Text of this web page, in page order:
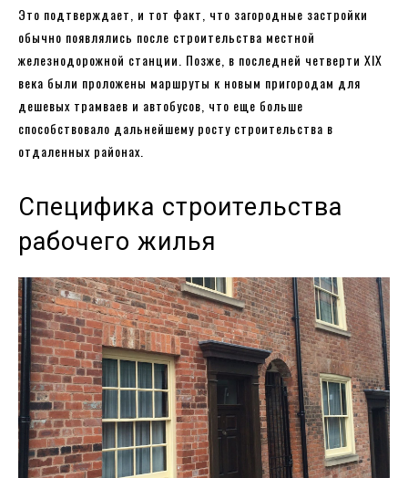
Это подтверждает, и тот факт, что загородные застройки
обычно появлялись после строительства местной
железнодорожной станции. Позже, в последней четверти ХІХ
века были проложены маршруты к новым пригородам для
дешевых трамваев и автобусов, что еще больше
способствовало дальнейшему росту строительства в
отдаленных районах.
Специфика строительства
рабочего жилья